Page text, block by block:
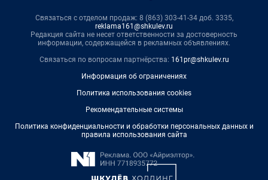
Связаться с отделом продаж: 8 (863) 303-41-34 доб. 3335,
reklama161@shkulev.ru
Редакция сайта не несет ответственности за достоверность
информации, содержащейся в рекламных объявлениях.
Связаться по вопросам партнёрства: 161pr@shkulev.ru
Информация об ограничениях
Политика использования cookies
Рекомендательные системы
Политика конфиденциальности и обработки персональных данных и
правила использования сайта